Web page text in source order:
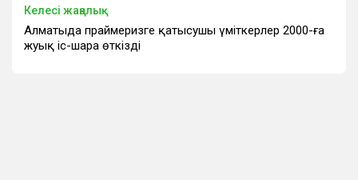
Келесі жаңалық
Алматыда праймеризге қатысушы үміткерлер 2000-ға
жуық іс-шара өткізді